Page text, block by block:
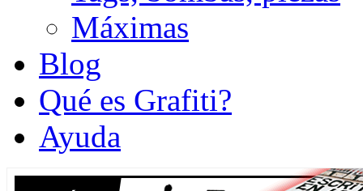
Máximas
Blog
Qué es Grafiti?
Ayuda